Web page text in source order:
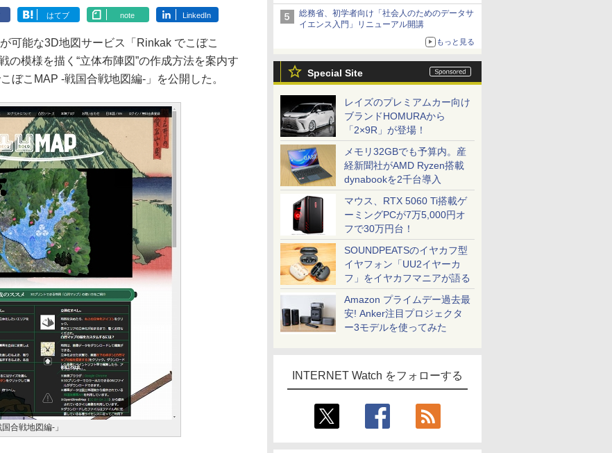
総務省、初学者向け「社会人のためのデータサ
イエンス入門」リニューアル開講
もっと見る
Special Site
レイズのプレミアムカー向け
ブランドHOMURAから
「2×9R」が登場！
メモリ32GBでも予算内。産
経新聞社がAMD Ryzen搭載
dynabookを2千台導入
マウス、RTX 5060 Ti搭載ゲ
ーミングPCが7万5,000円オ
フで30万円台！
SOUNDPEATSのイヤカフ型
イヤフォン「UU2イヤーカ
フ」をイヤカフマニアが語る
Amazon プライムデー過去最
安! Anker注目プロジェクタ
ー3モデルを使ってみた
INTERNET Watch をフォローする
はてブ note LinkedIn
可能な3D地図サービス「Rinkak でこぼこ
の模様を描く“立体布陣図”の作成方法を案内す
ぼこMAP -戦国合戦地図編-」を公開した。
合戦地図編-」